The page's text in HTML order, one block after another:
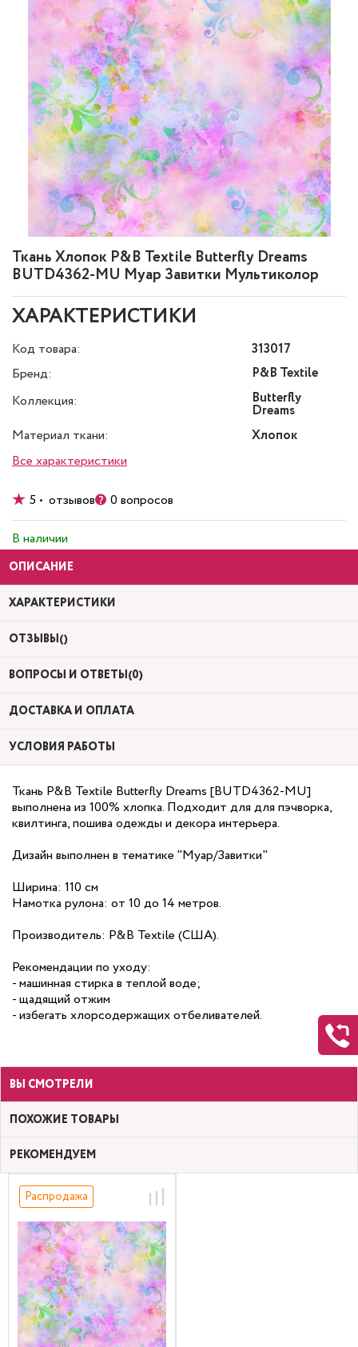
Ткань Хлопок P&B Textile Butterfly Dreams
BUTD4362-MU Муар Завитки Мультиколор
ХАРАКТЕРИСТИКИ
Код товара:
313017
Бренд:
P&B Textile
Коллекция:
Butterfly
Dreams
Материал ткани:
Хлопок
Все характеристики
5 • отзывов 0 вопросов
В наличии
ОПИСАНИЕ
ХАРАКТЕРИСТИКИ
ОТЗЫВЫ()
ВОПРОСЫ И ОТВЕТЫ(0)
ДОСТАВКА И ОПЛАТА
УСЛОВИЯ РАБОТЫ
Ткань P&B Textile Butterfly Dreams [BUTD4362-MU]
выполнена из 100% хлопка. Подходит для для пэчворка,
квилтинга, пошива одежды и декора интерьера.
Дизайн выполнен в тематике "Муар/Завитки"
Ширина: 110 см
Намотка рулона: от 10 до 14 метров.
Производитель: P&B Textile (США).
Рекомендации по уходу:
- машинная стирка в теплой воде;
- щадящий отжим
- избегать хлорсодержащих отбеливателей.
ВЫ СМОТРЕЛИ
ПОХОЖИЕ ТОВАРЫ
РЕКОМЕНДУЕМ
Распродажа